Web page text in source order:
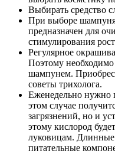
Выбирать средство
При выборе
предназначен для
стимулирования
Регулярное
Поэтому
шампунем.
советы трихолога.
Еженедельно нужно
этом случае
загрязнений, но и
этому кислород
луковицам.
питательные